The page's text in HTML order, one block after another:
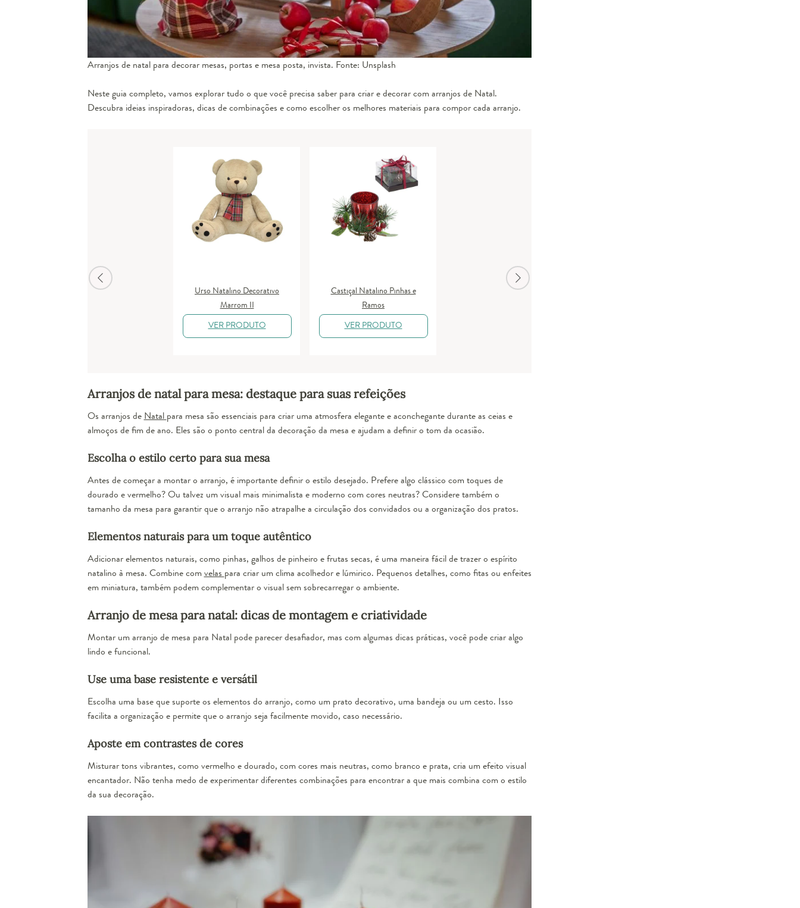
Arranjos de natal para decorar mesas, portas e mesa posta, invista. Fonte: Unsplash
Neste guia completo, vamos explorar tudo o que você precisa saber para criar e decorar com arranjos de Natal.
Descubra ideias inspiradoras, dicas de combinações e como escolher os melhores materiais para compor cada arranjo.
Urso Natalino Decorativo
Marrom II
VER PRODUTO
Castiçal Natalino Pinhas e
Ramos
VER PRODUTO
Arranjos de natal para mesa: destaque para suas refeições
Os arranjos de Natal para mesa são essenciais para criar uma atmosfera elegante e aconchegante durante as ceias e
almoços de fim de ano. Eles são o ponto central da decoração da mesa e ajudam a definir o tom da ocasião.
Escolha o estilo certo para sua mesa
Antes de começar a montar o arranjo, é importante definir o estilo desejado. Prefere algo clássico com toques de
dourado e vermelho? Ou talvez um visual mais minimalista e moderno com cores neutras? Considere também o
tamanho da mesa para garantir que o arranjo não atrapalhe a circulação dos convidados ou a organização dos pratos.
Elementos naturais para um toque autêntico
Adicionar elementos naturais, como pinhas, galhos de pinheiro e frutas secas, é uma maneira fácil de trazer o espírito
natalino à mesa. Combine comvelas para criar um clima acolhedor e lúmirico. Pequenos detalhes, como fitas ou enfeites
em miniatura, também podem complementar o visual sem sobrecarregar o ambiente.
Arranjo de mesa para natal: dicas de montagem e criatividade
Montar um arranjo de mesa para Natal pode parecer desafiador, mas com algumas dicas práticas, você pode criar algo
lindo e funcional.
Use uma base resistente e versátil
Escolha uma base que suporte os elementos do arranjo, como um prato decorativo, uma bandeja ou um cesto. Isso
facilita a organização e permite que o arranjo seja facilmente movido, caso necessário.
Aposte em contrastes de cores
Misturar tons vibrantes, como vermelho e dourado, com cores mais neutras, como branco e prata, cria um efeito visual
encantador. Não tenha medo de experimentar diferentes combinações para encontrar a que mais combina com o estilo
da sua decoração.